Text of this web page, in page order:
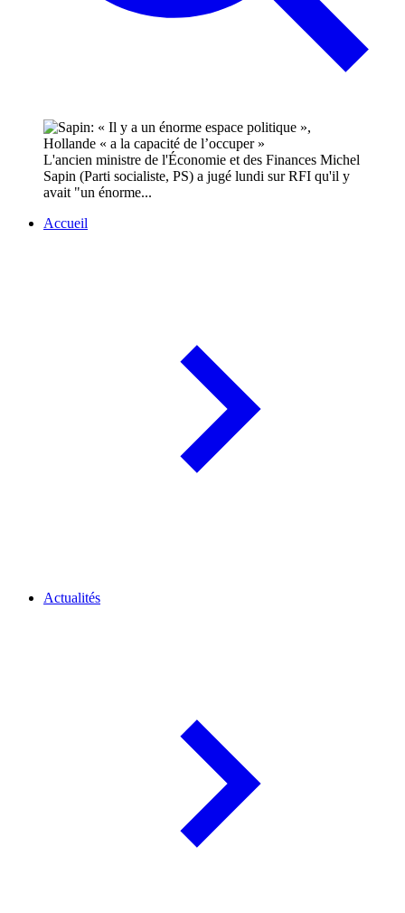
L'ancien ministre de l'Économie et des Finances Michel
Sapin (Parti socialiste, PS) a jugé lundi sur RFI qu'il y
avait "un énorme...
Accueil
Actualités